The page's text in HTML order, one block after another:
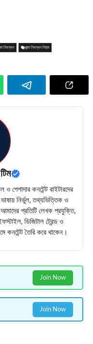
নিবন্ধন জন্ম নিবন্ধন নিয়ম
পেশাদার কনটেন্ট রাইটারদের
নির্ভুল, তথ্যভিত্তিক ও
প্রতিটি লেখক প্রযুক্তি,
ডিজিটাল ট্রেন্ড ও
কনটেন্ট তৈরি করে থাকেন।
Join Now
Join Now